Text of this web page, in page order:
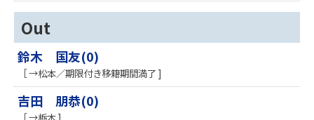
Out
鈴木 国友(0)
［ →松本／期限付き移籍期間満了 ]
吉田 朋恭(0)